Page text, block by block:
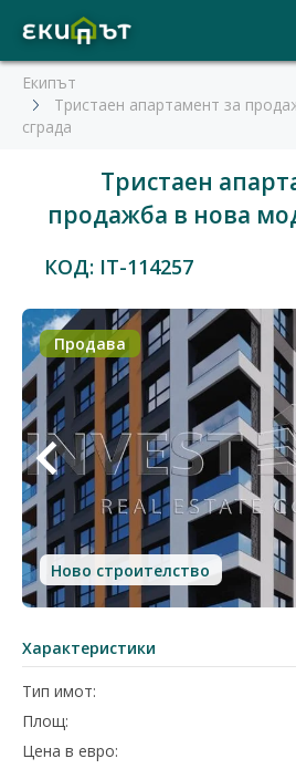
Екипът
Тристаен апартамент за
сграда
Тристаен
продажба в нова
КОД: IT-114257
Продава
Ново строителство
Характеристики
Тип имот:
Площ:
Цена в евро: